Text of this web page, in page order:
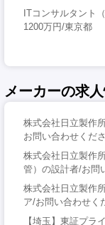
ITコンサルタント
1200万円/東京都
メーカーの求
株式会社日立製作
お問い合わせくだ
株式会社日立製作
管）の設計者/お問
株式会社日立製作
ア/お問い合わせく
【埼玉】東証プラ